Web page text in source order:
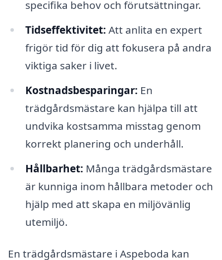
specifika behov och förutsättningar.
Tidseffektivitet: Att anlita en expert
frigör tid för dig att fokusera på andra
viktiga saker i livet.
Kostnadsbesparingar: En
trädgårdsmästare kan hjälpa till att
undvika kostsamma misstag genom
korrekt planering och underhåll.
Hållbarhet: Många trädgårdsmästare
är kunniga inom hållbara metoder och
hjälp med att skapa en miljövänlig
utemiljö.
En trädgårdsmästare i Aspeboda kan